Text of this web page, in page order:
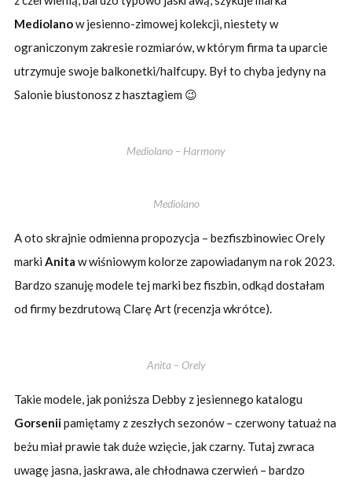
Mediolanow jesienno-zimowej kolekcji, niestety w
ograniczonym zakresie rozmiarów, w którym firma ta uparcie
utrzymuje swoje balkonetki/halfcupy. Był to chyba jedyny na
Salonie biustonosz z hasztagiem 😉
Mediolano – Harmony
Mediolano
A oto skrajnie odmienna propozycja – bezfiszbinowiec Orely
marki Anita w wiśniowym kolorze zapowiadanym na rok 2023.
Bardzo szanuję modele tej marki bez fiszbin, odkąd dostałam
od firmy bezdrutową Clarę Art (recenzja wkrótce).
Anita – Orely
Takie modele, jak poniższa Debby z jesiennego katalogu
Gorseniipamiętamy z zeszłych sezonów – czerwony tatuaż na
beżu miał prawie tak duże wzięcie, jak czarny. Tutaj zwraca
uwagę jasna, jaskrawa, ale chłodnawa czerwień – bardzo